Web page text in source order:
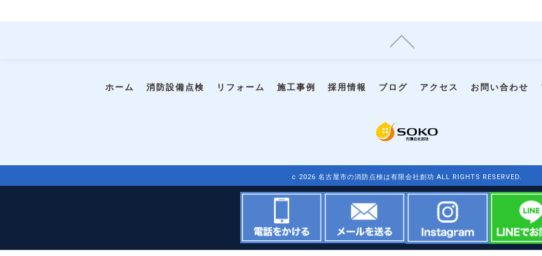
ホーム 消防設備点検 リフォーム 施工事例 採用情報 ブログ アクセス お問い合わせ
c 2026 名古屋市の消防点検は有限会社創功 ALL RIGHTS RESERVED.